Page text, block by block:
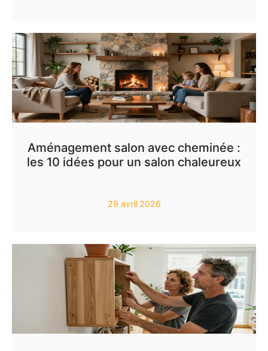
Aménagement salon avec cheminée :
les 10 idées pour un salon chaleureux
29 avril 2026